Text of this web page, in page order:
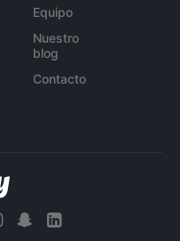
Equipo
Nuestro
blog
Contacto